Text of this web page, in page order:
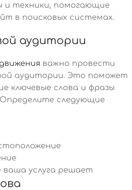
и техники, помогающие
в поисковых системах.
аудитории
важно провести
аудитории. Это поможет
ключевые слова и фразы
следующие
услуга решает